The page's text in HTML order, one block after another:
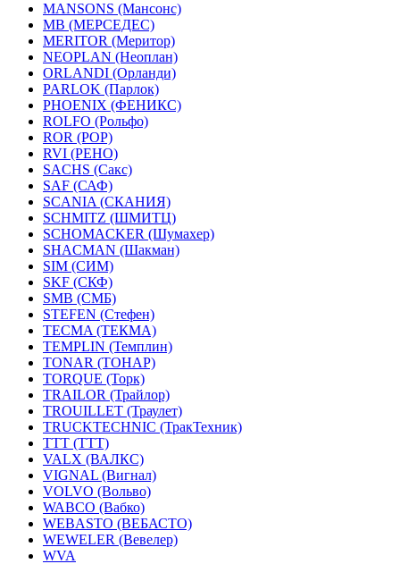
MANSONS (Мансонс)
MB (МЕРСЕДЕС)
MERITOR (Меритор)
NEOPLAN (Неоплан)
ORLANDI (Орланди)
PARLOK (Парлок)
PHOENIX (ФЕНИКС)
ROLFO (Рольфо)
ROR (РОР)
RVI (РЕНО)
SACHS (Сакс)
SAF (САФ)
SCANIA (СКАНИЯ)
SCHMITZ (ШМИТЦ)
SCHOMACKER (Шумахер)
SHACMAN (Шакман)
SIM (СИМ)
SKF (СКФ)
SMB (СМБ)
STEFEN (Стефен)
TECMA (ТЕКМА)
TEMPLIN (Темплин)
TONAR (ТОНАР)
TORQUE (Торк)
TRAILOR (Трайлор)
TROUILLET (Траулет)
TRUCKTECHNIC (ТракТехник)
TTT (ТТТ)
VALX (ВАЛКС)
VIGNAL (Вигнал)
VOLVO (Вольво)
WABCO (Вабко)
WEBASTO (ВЕБАСТО)
WEWELER (Вевелер)
WVA